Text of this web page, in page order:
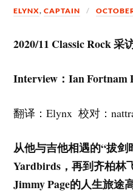
ELYNX,CAPTAIN
2020/11 Classic Rock采
Interview ：Ian Fortnam
翻译：Elynx 校对：
从他与吉他相遇的“拔剑
Yardbirds ，再到齐柏林
Jimmy Page的人生旅途